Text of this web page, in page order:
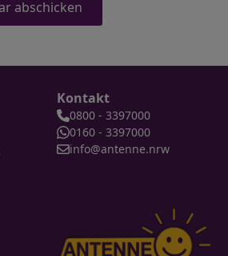
Kontakt
0800 - 3397000
0160 - 3397000
info@antenne.nrw